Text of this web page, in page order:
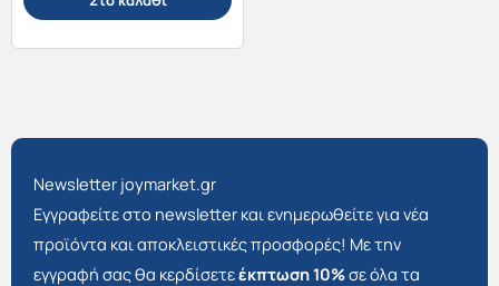
Newsletter joymarket.gr
Εγγραφείτε στο newsletter και ενημερωθείτε για νέα
προϊόντα και αποκλειστικές προσφορές! Με την
εγγραφή σας θα κερδίσετεέκπτωση 10%σε όλα τα